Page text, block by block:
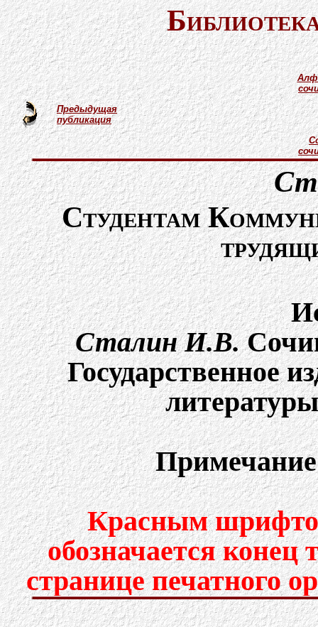
Предыдущая
публикация
Студентам
Сталин И.В.
Государственное
Красным
обозначается конец
странице печатного